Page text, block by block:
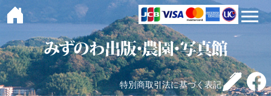
toggle
特別商取引法に基づく表記